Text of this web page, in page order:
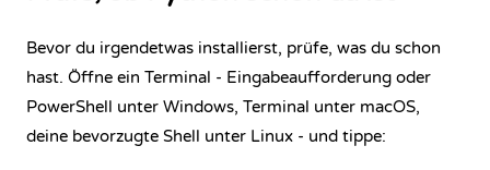
Bevor du irgendetwas installierst, prüfe, was du schon
hast. Öffne ein Terminal - Eingabeaufforderung oder
PowerShell unter Windows, Terminal unter macOS,
deine bevorzugte Shell unter Linux - und tippe: